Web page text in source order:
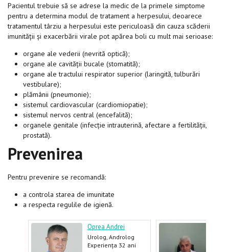
Pacientul trebuie să se adrese la medic de la primele simptome
pentru a determina modul de tratament a herpesului, deoarece
tratamentul târziu a herpesului este periculoasă din cauza scăderii
imunității și exacerbării virale pot apărea boli cu mult mai serioase:
organe ale vederii (nevrită optică);
organe ale cavității bucale (stomatită);
organe ale tractului respirator superior (laringită, tulburări
vestibulare);
plămânii (pneumonie);
sistemul cardiovascular (cardiomiopatie);
sistemul nervos central (encefalită);
organele genitale (infecție intrauterină, afectare a fertilității,
prostată).
Prevenirea
Pentru prevenire se recomandă:
a controla starea de imunitate
a respecta regulile de igienă.
Oprea Andrei
Urolog, Androlog
Experiența 32 ani